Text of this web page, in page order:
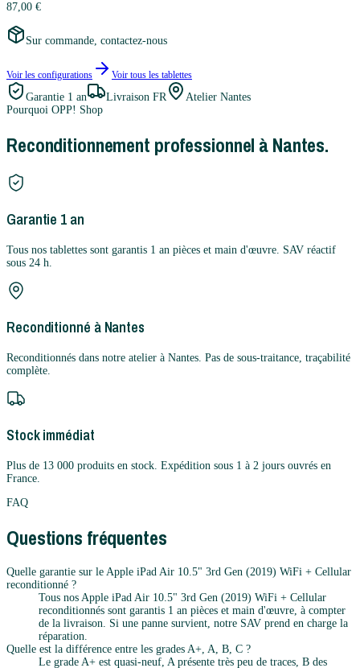
87,00 €
Sur commande, contactez-nous
Voir les configurations Voir tous les tablettes
Garantie 1 an Livraison FR
Atelier Nantes
Pourquoi OPP! Shop
Reconditionnement professionnel à Nantes.
Garantie 1 an
Tous nos tablettes sont garantis 1 an pièces et main d'œuvre. SAV réactif
sous 24 h.
Reconditionné à Nantes
Reconditionnés dans notre atelier à Nantes. Pas de sous-traitance, traçabilité
complète.
Stock immédiat
Plus de 13 000 produits en stock. Expédition sous 1 à 2 jours ouvrés en
France.
FAQ
Questions fréquentes
Quelle garantie sur le Apple iPad Air 10.5" 3rd Gen (2019) WiFi + Cellular
reconditionné ?
Tous nos Apple iPad Air 10.5" 3rd Gen (2019) WiFi + Cellular
reconditionnés sont garantis 1 an pièces et main d'œuvre, à compter
de la livraison. Si une panne survient, notre SAV prend en charge la
réparation.
Quelle est la différence entre les grades A+, A, B, C ?
Le grade A+ est quasi-neuf, A présente très peu de traces, B des